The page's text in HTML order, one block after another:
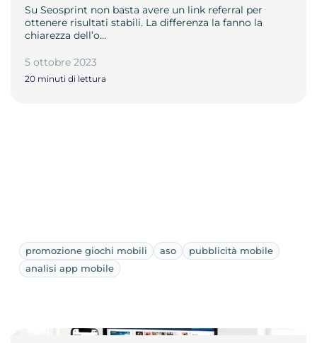
Su Seosprint non basta avere un link referral per
ottenere risultati stabili. La differenza la fanno la
chiarezza dell’o…
5 ottobre 2023
20 minuti di lettura
promozione giochi mobili aso
pubblicità mobile
analisi app mobile